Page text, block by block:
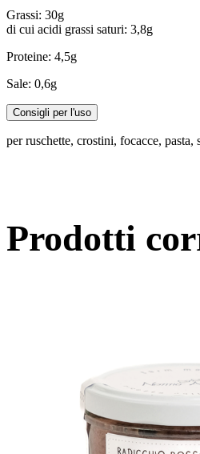
Grassi: 30g
di cui acidi grassi saturi: 3,8g
Proteine: 4,5g
Sale: 0,6g
Consigli per l'uso
per ruschette, crostini, focacce,
Prodotti